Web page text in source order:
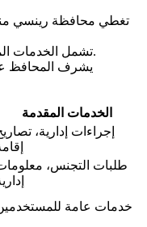
تشمل الخدمات المقدمة الإجراءات الإدارية الأساسية.
يشرف المحافظ
الخدمات المقدمة
إجراءات إدارية،
طلبات التجنس،
خدمات عامة